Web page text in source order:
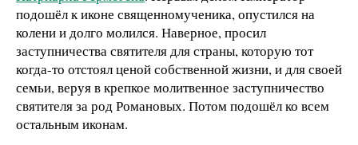
подошёл к иконе священномученика, опустился на
колени и долго молился. Наверное, просил
заступничества святителя для страны, которую тот
когда-то отстоял ценой собственной жизни, и для своей
семьи, веруя в крепкое молитвенное заступничество
святителя за род Романовых. Потом подошёл ко всем
остальным иконам.